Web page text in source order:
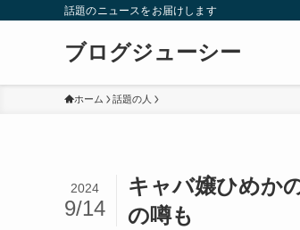
話題のニュースをお届けします
ブログジューシー
ホーム 話題の人
キャバ嬢ひめか
の噂も
2024
9/14